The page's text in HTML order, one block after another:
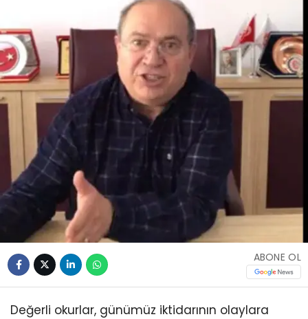
ABONE OL
Değerli okurlar, günümüz iktidarının olaylara